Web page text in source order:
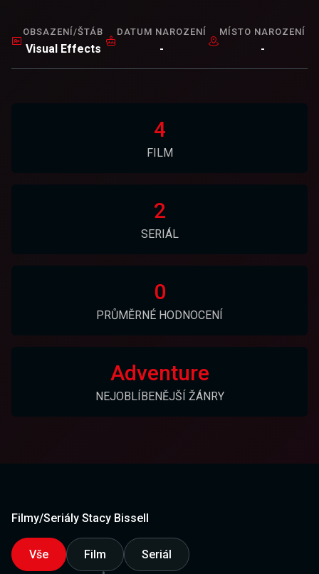
OBSAZENÍ/ŠTÁB
Visual Effects
DATUM NAROZENÍ
-
MÍSTO NAROZENÍ
-
4
FILM
2
SERIÁL
0
PRŮMĚRNÉ HODNOCENÍ
Adventure
NEJOBLÍBENĚJŠÍ ŽÁNRY
Filmy/Seriály Stacy Bissell
Vše Film Seriál